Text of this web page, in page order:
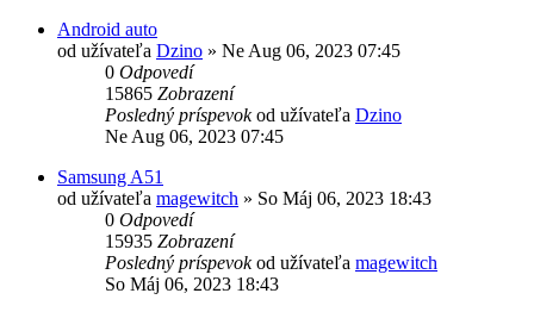
Android auto
od užívateľa Dzino » Ne Aug 06, 2023 07:45
0 Odpovedí
15865 Zobrazení
Posledný príspevokod užívateľa Dzino
Ne Aug 06, 2023 07:45
Samsung A51
od užívateľa magewitch » So Máj 06, 2023 18:43
0 Odpovedí
15935 Zobrazení
Posledný príspevokod užívateľa magewitch
So Máj 06, 2023 18:43